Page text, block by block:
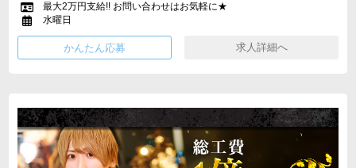
最大2万円支給!! お問い合わせはお気軽に★
水曜日
求人詳細へ